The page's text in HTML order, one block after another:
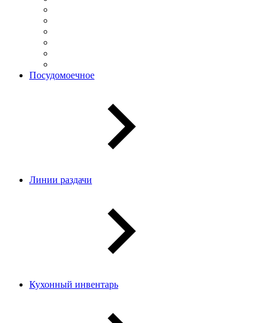
Посудомоечное
Линии раздачи
Кухонный инвентарь